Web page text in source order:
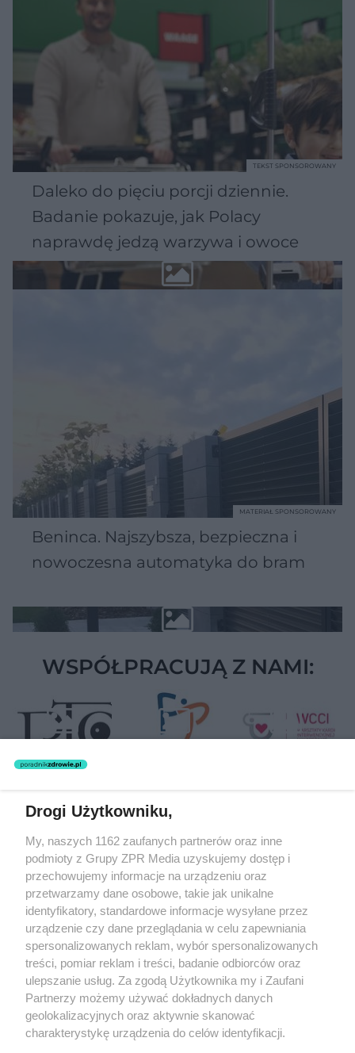
Daleko do pięciu porcji dziennie.
Badanie pokazuje, jak Polacy
naprawdę jedzą warzywa i owoce
TEKST SPONSOROWANY
Beninca. Najszybsza, bezpieczna i
nowoczesna automatyka do bram
MATERIAŁ SPONSOROWANY
WSPÓŁPRACUJĄ Z NAMI:
Żaden utwór zamieszczony w serwisie nie może być powielany i
rozpowszechniany lub dalej rozpowszechniany w jakikolwiek sposób
(w tym także elektroniczny lub mechaniczny) na jakimkolwiek polu
eksploatacji w jakiejkolwiek formie, włącznie z umieszczaniem w
Internecie bez pisemnej zgody właściciela praw. Jakiekolwiek użycie
lub wykorzystanie utworów w całości lub w części z naruszeniem
prawa, tzn. bez właściwej zgody, jest zabronione pod groźbą kary i
może być ścigane prawnie.
O nas
Drogi Użytkowniku,
My, naszych 1162 zaufanych partnerów oraz inne
podmioty z Grupy ZPR Media uzyskujemy dostęp i
przechowujemy informacje na urządzeniu oraz
przetwarzamy dane osobowe, takie jak unikalne
identyfikatory, standardowe informacje wysyłane przez
urządzenie czy dane przeglądania w celu zapewniania
spersonalizowanych reklam, wybór spersonalizowanych
treści, pomiar reklam i treści, badanie odbiorców oraz
ulepszanie usług. Za zgodą Użytkownika my i Zaufani
Partnerzy możemy używać dokładnych danych
geolokalizacyjnych oraz aktywnie skanować
charakterystykę urządzenia do celów identyfikacji.